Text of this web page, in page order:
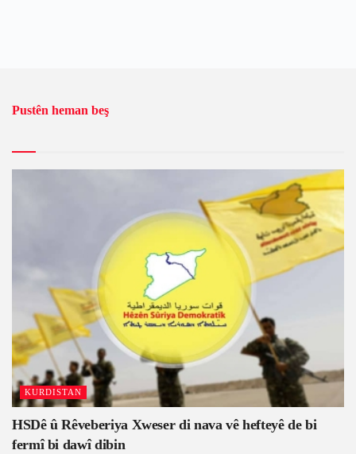
Pustên heman beş
KURDISTAN
HSDê û Rêveberiya Xweser di nava vê hefteyê de bi
fermî bi dawî dibin